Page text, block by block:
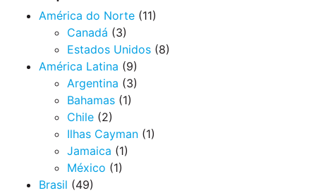
América do Norte (11)
Canadá (3)
Estados Unidos (8)
América Latina (9)
Argentina (3)
Bahamas (1)
Chile (2)
Ilhas Cayman (1)
Jamaica (1)
México (1)
Brasil (49)